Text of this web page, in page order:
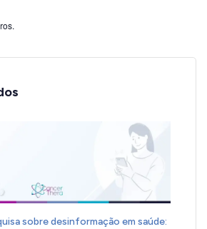
sobre desinformação em saúde: